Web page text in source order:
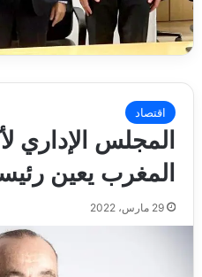
اقتصاد
المجلس الإداري
المغرب يعين
29 مارس، 2022